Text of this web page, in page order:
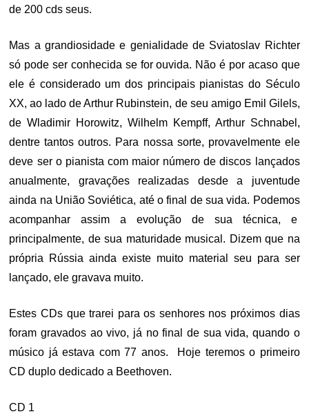
de 200 cds seus.
Mas a grandiosidade e genialidade de Sviatoslav Richter
só pode ser conhecida se for ouvida. Não é por acaso que
ele é considerado um dos principais pianistas do Século
XX, ao lado de Arthur Rubinstein, de seu amigo Emil Gilels,
de Wladimir Horowitz, Wilhelm Kempff, Arthur Schnabel,
dentre tantos outros. Para nossa sorte, provavelmente ele
deve ser o pianista com maior número de discos lançados
anualmente, gravações realizadas desde a juventude
ainda na União Soviética, até o final de sua vida. Podemos
acompanhar assim a evolução de sua técnica, e
principalmente, de sua maturidade musical. Dizem que na
própria Rússia ainda existe muito material seu para ser
lançado, ele gravava muito.
Estes CDs que trarei para os senhores nos próximos dias
foram gravados ao vivo, já no final de sua vida, quando o
músico já estava com 77 anos. Hoje teremos o primeiro
CD duplo dedicado a Beethoven.
CD 1